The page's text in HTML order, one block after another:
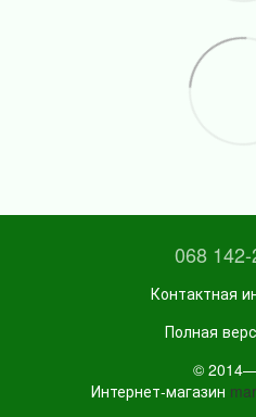
068
Контактная
Полная
©
Интернет-магазин